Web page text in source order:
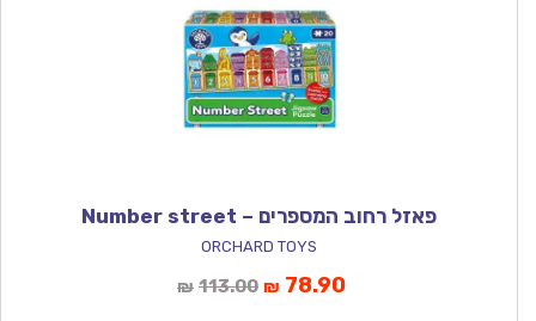
פאזל רחוב המספרים – Number street
ORCHARD TOYS
₪ 113.00המחיר
₪ 78.90המחיר